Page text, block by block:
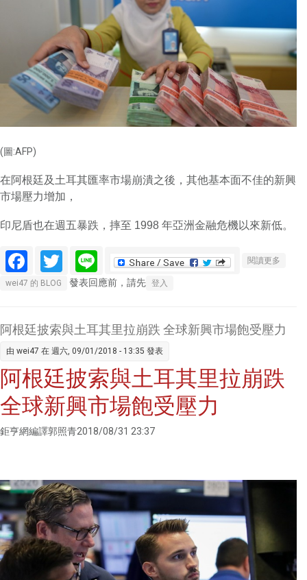
(圖:AFP)
在阿根廷及土耳其匯率市場崩潰之後，其他基本面不佳的新興
市場壓力增加，
印尼盾也在週五暴跌，摔至 1998 年亞洲金融危機以來新低。
Facebook
Twitter
Line 閱讀更多
摔至亞
新低
wei47 的 BLOG 發表回應前，請先 登入
阿根廷披索與土耳其里拉崩跌 全球新興市場飽受壓力
由 wei47 在 週六, 09/01/2018 - 13:35 發表
阿根廷披索與土耳其里拉崩跌
全球新興市場飽受壓力
鉅亨網編譯郭照青2018/08/31 23:37